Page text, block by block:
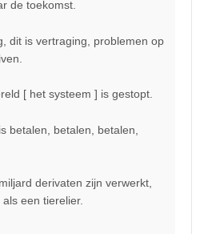
de toekomst.
dit is vertraging, problemen op
[ het systeem ] is gestopt.
betalen, betalen, betalen,
derivaten zijn verwerkt,
een tierelier.